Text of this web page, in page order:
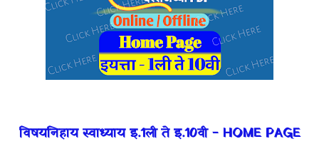
विषयनिहाय स्वाध्याय इ.1ली ते इ.10वी - HOME PAGE